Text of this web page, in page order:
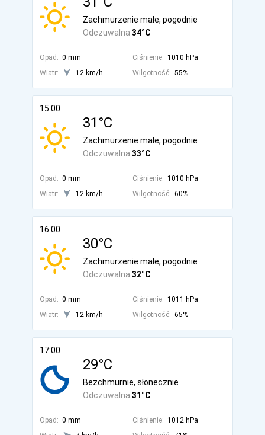
Odczuwalna 34°C
Zachmurzenie małe, pogodnie
Opad: 0 mm Ciśnienie: 1010 hPa
Wiatr:
12 km/h Wilgotność: 55%
15:00
31°C
Odczuwalna 33°C
Zachmurzenie małe, pogodnie
Opad: 0 mm Ciśnienie: 1010 hPa
Wiatr:
12 km/h Wilgotność: 60%
16:00
30°C
Odczuwalna 32°C
Zachmurzenie małe, pogodnie
Opad: 0 mm Ciśnienie: 1011 hPa
Wiatr:
12 km/h Wilgotność: 65%
17:00
29°C
Odczuwalna 31°C
Bezchmurnie, słonecznie
Opad: 0 mm Ciśnienie: 1012 hPa